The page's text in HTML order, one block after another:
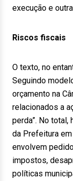
execução e
Riscos fiscais
O texto, no
Seguindo
orçamento na
relacionados a
perda”. No
da Prefeitura
envolvem
impostos,
políticas